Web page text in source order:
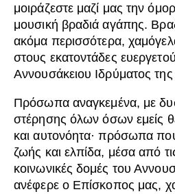
μοιράζεστε μαζί μας την
μουσική βραδιά αγάπης.
ακόμα περισσότερα,
στους εκατοντάδες
Αννουσάκειου Ιδρύματος
Πρόσωπα αναγκεμένα, με
στέρησης όλων όσων εμείς
και αυτονόητα· πρόσωπα
ζωής και ελπίδα, μέσα από
κοινωνικές δομές του
ανέφερε ο Επίσκοπος μας,